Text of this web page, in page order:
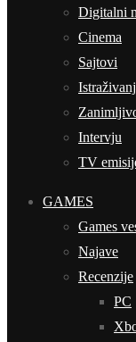
Digitalni
Cinema
Sajtovi
Intervju
TV
GAMES
Games
Najave
Recenzije
PC